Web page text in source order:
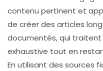
contenu pertinent et
de créer des articles
documentés, qui
exhaustive tout en
En utilisant des sources